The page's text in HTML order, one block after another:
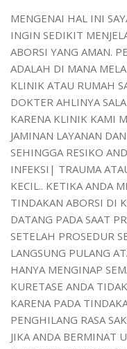
MENGENAI HAL INI
INGIN SEDIKIT
ABORSI YANG AMAN.
ADALAH DI MANA
KLINIK ATAU RUMAH
DOKTER AHLINYA
KARENA KLINIK KAMI
JAMINAN LAYANAN
SEHINGGA RESIKO
INFEKSI| TRAUMA
KECIL.. KETIKA ANDA
TINDAKAN ABORSI DI
DATANG PADA SAAT
SETELAH PROSEDUR
LANGSUNG PULANG
HANYA MENGINAP
KURETASE ANDA
KARENA PADA
PENGHILANG RASA
JIKA ANDA BERMINAT